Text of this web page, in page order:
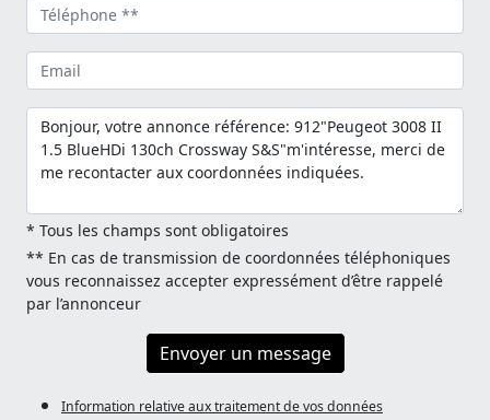
* Tous les champs sont obligatoires
** En cas de transmission de coordonnées téléphoniques
vous reconnaissez accepter expressément d’être rappelé
par l’annonceur
Envoyer un message
Information relative aux traitement de vos données